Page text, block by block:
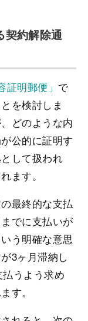
契約解除通
証明郵便」 で
を検討しま
どのような内
公的に証明す
して扱われ
ます。
最終的な支払
でに支払いが
う明確な意思
3ヶ月滞納し
うよう求め
す。